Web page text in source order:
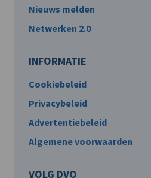
Nieuws melden
Netwerken 2.0
INFORMATIE
Cookiebeleid
Privacybeleid
Advertentiebeleid
Algemene voorwaarden
VOLG DVO